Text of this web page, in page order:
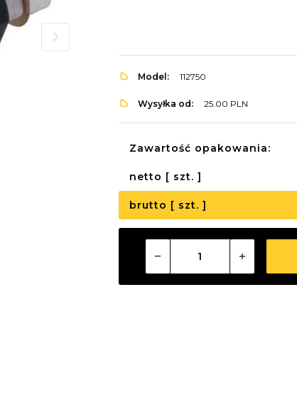
Model: 112750
Wysyłka od: 25.00 PLN
Zawartość opakowania:
netto [ szt. ]
brutto [ szt. ]